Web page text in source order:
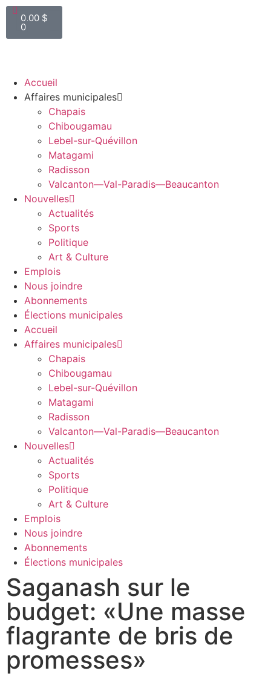
0.00 $
0
Accueil
Affaires municipales
Chapais
Chibougamau
Lebel-sur-Quévillon
Matagami
Radisson
Valcanton—Val-Paradis—Beaucanton
Nouvelles
Actualités
Sports
Politique
Art & Culture
Emplois
Nous joindre
Abonnements
Élections municipales
Accueil
Affaires municipales
Chapais
Chibougamau
Lebel-sur-Quévillon
Matagami
Radisson
Valcanton—Val-Paradis—Beaucanton
Nouvelles
Actualités
Sports
Politique
Art & Culture
Emplois
Nous joindre
Abonnements
Élections municipales
Saganash sur le
budget: «Une masse
flagrante de bris de
promesses»